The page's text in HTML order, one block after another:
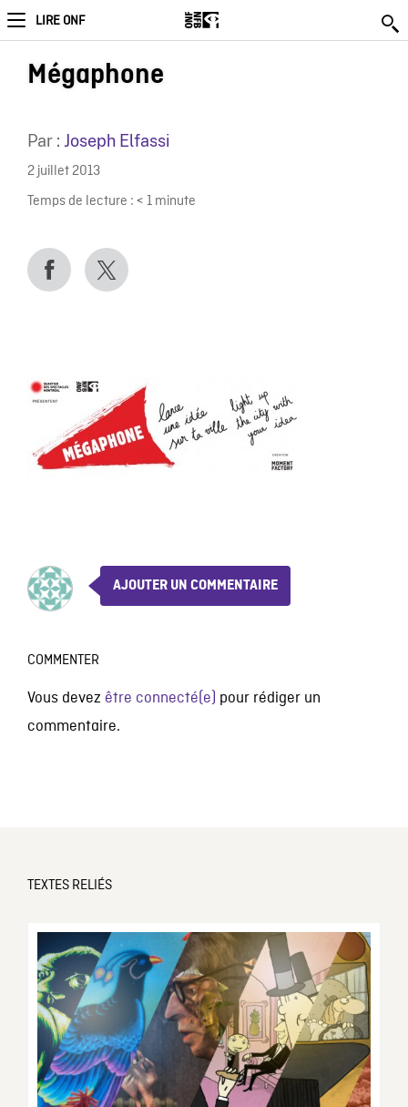
LIRE ONF
Mégaphone
Par : Joseph Elfassi
2 juillet 2013
Temps de lecture : < 1 minute
AJOUTER UN COMMENTAIRE
COMMENTER
Vous devez être connecté(e) pour rédiger un
commentaire.
TEXTES RELIÉS